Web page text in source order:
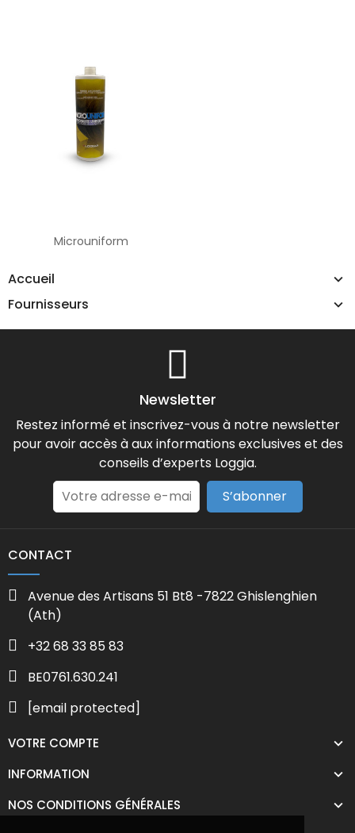
Microuniform
Accueil
Fournisseurs
Newsletter
Restez informé et inscrivez-vous à notre newsletter
pour avoir accès à aux informations exclusives et des
conseils d’experts Loggia.
S’abonner
CONTACT
Avenue des Artisans 51 Bt8 -7822 Ghislenghien
(Ath)
+32 68 33 85 83
BE0761.630.241
[email protected]
VOTRE COMPTE
INFORMATION
NOS CONDITIONS GÉNÉRALES